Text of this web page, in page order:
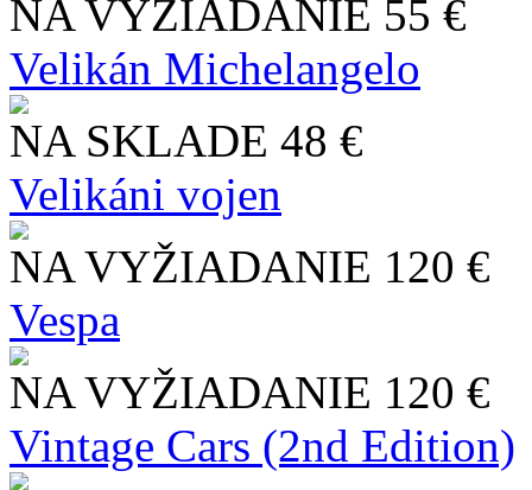
NA VYŽIADANIE 55 €
Velikán Michelangelo
NA SKLADE 48 €
Velikáni vojen
NA VYŽIADANIE 120 €
Vespa
NA VYŽIADANIE 120 €
Vintage Cars (2nd Edition)